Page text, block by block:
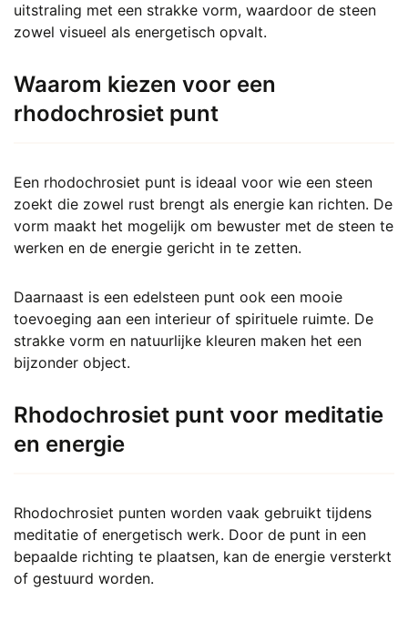
uitstraling met een strakke vorm, waardoor de steen
zowel visueel als energetisch opvalt.
Waarom kiezen voor een
rhodochrosiet punt
Een rhodochrosiet punt is ideaal voor wie een steen
zoekt die zowel rust brengt als energie kan richten. De
vorm maakt het mogelijk om bewuster met de steen te
werken en de energie gericht in te zetten.
Daarnaast is een edelsteen punt ook een mooie
toevoeging aan een interieur of spirituele ruimte. De
strakke vorm en natuurlijke kleuren maken het een
bijzonder object.
Rhodochrosiet punt voor meditatie
en energie
Rhodochrosiet punten worden vaak gebruikt tijdens
meditatie of energetisch werk. Door de punt in een
bepaalde richting te plaatsen, kan de energie versterkt
of gestuurd worden.